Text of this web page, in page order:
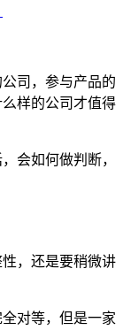
司，参与产品的
样的公司才值得
会如何做判断，
，还是要稍微讲
对等，但是一家